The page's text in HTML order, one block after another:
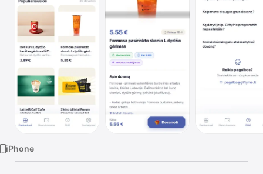
TV
iPhone